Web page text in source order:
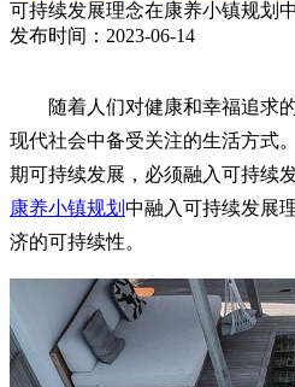
可持续发展理念在康养小镇规划
发布时间：2023-06-14
随着人们对健康和幸福追求的
现代社会中备受关注的生活方式
期可持续发展，必须融入可持续
康养小镇规划 中融入可持续发展
济的可持续性。